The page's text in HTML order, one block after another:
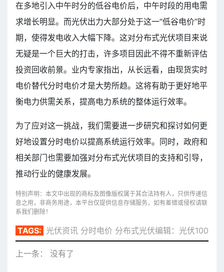
在多地引入中午时分的低谷电价后，中午时段的用电需
求增长明显。而光伏出力大部分处于这一“低谷电价”时
期，使得发电收入大幅下降。这对分布式光伏项目来说
无疑是一个巨大的打击，许多项目因此不得不重新评估
投资回收前景。业内专家指出，从长远看，由现货实时
电价替代分时电价才是大势所趋。这将有助于更好地平
衡电力供需关系，提高电力系统的整体运行效率。
为了应对这一挑战，我们需要进一步研究和探讨如何更
好地设置分时电价以提高系统运行效率。同时，政府和
相关部门也需要加强对分布式光伏项目的支持和引导，
推动行业的健康发展。
特别声明：本文中出现的商标及图像版权属于其合法持有人，只供传递信
息之用，非商务用途，本平台仅提供信息存储服务，如有差错或侵权请联
系我们删除！
TAGS: 光伏资讯 分时电价 分布式光伏编辑：光伏100
上一条： 没有了